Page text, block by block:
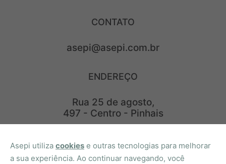
CONTATO
asepi@asepi.com.br
ENDEREÇO
Rua 25 de agosto,
497 - Centro - Pinhais
REDES SOCIAIS
Asepi utiliza cookies e outras tecnologias para melhorar
a sua experiência. Ao continuar navegando, você